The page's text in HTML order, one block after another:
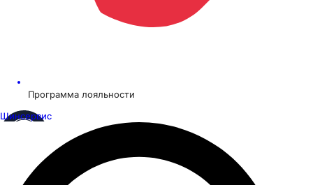
Программа лояльности
Шинсервис